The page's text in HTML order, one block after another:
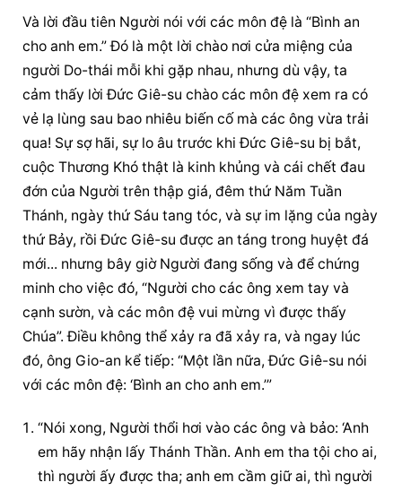
Và lời đầu tiên Người nói với các môn đệ là “Bình an
cho anh em.” Đó là một lời chào nơi cửa miệng của
người Do-thái mỗi khi gặp nhau, nhưng dù vậy, ta
cảm thấy lời Đức Giê-su chào các môn đệ xem ra có
vẻ lạ lùng sau bao nhiêu biến cố mà các ông vừa trải
qua! Sự sợ hãi, sự lo âu trước khi Đức Giê-su bị bắt,
cuộc Thương Khó thật là kinh khủng và cái chết đau
đớn của Người trên thập giá, đêm thứ Năm Tuần
Thánh, ngày thứ Sáu tang tóc, và sự im lặng của ngày
thứ Bảy, rồi Đức Giê-su được an táng trong huyệt đá
mới... nhưng bây giờ Người đang sống và để chứng
minh cho việc đó, “Người cho các ông xem tay và
cạnh sườn, và các môn đệ vui mừng vì được thấy
Chúa”. Điều không thể xảy ra đã xảy ra, và ngay lúc
đó, ông Gio-an kể tiếp: “Một lần nữa, Đức Giê-su nói
với các môn đệ: ‘Bình an cho anh em.’”
“Nói xong, Người thổi hơi vào các ông và bảo: ‘Anh
em hãy nhận lấy Thánh Thần. Anh em tha tội cho ai,
thì người ấy được tha; anh em cầm giữ ai, thì người